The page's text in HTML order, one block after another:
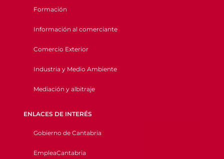
Formación
Información al comerciante
Comercio Exterior
Industria y Medio Ambiente
Mediación y albitraje
ENLACES DE INTERÉS
Gobierno de Cantabria
EmpleaCantabria